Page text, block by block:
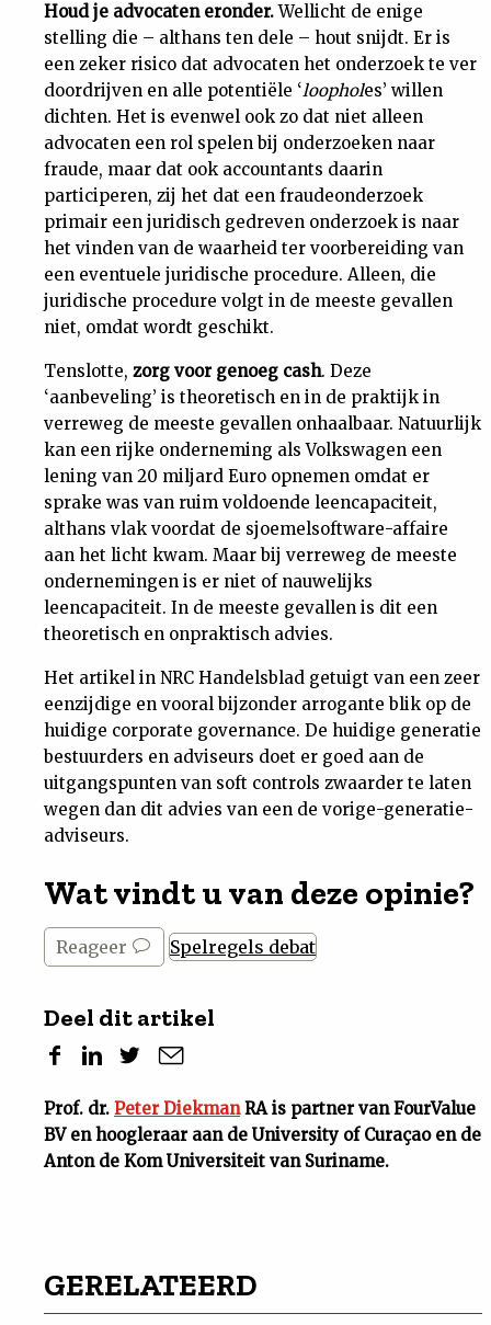
Houd je advocaten eronder.Wellicht de enige
stelling die – althans ten dele – hout snijdt. Er is
een zeker risico dat advocaten het onderzoek te ver
doordrijven en alle potentiële ‘loopholes’ willen
dichten. Het is evenwel ook zo dat niet alleen
advocaten een rol spelen bij onderzoeken naar
fraude, maar dat ook accountants daarin
participeren, zij het dat een fraudeonderzoek
primair een juridisch gedreven onderzoek is naar
het vinden van de waarheid ter voorbereiding van
een eventuele juridische procedure. Alleen, die
juridische procedure volgt in de meeste gevallen
niet, omdat wordt geschikt.
Tenslotte, zorg voor genoeg cash. Deze
‘aanbeveling’ is theoretisch en in de praktijk in
verreweg de meeste gevallen onhaalbaar. Natuurlijk
kan een rijke onderneming als Volkswagen een
lening van 20 miljard Euro opnemen omdat er
sprake was van ruim voldoende leencapaciteit,
althans vlak voordat de sjoemelsoftware-affaire
aan het licht kwam. Maar bij verreweg de meeste
ondernemingen is er niet of nauwelijks
leencapaciteit. In de meeste gevallen is dit een
theoretisch en onpraktisch advies.
Het artikel in NRC Handelsblad getuigt van een zeer
eenzijdige en vooral bijzonder arrogante blik op de
huidige corporate governance. De huidige generatie
bestuurders en adviseurs doet er goed aan de
uitgangspunten van soft controls zwaarder te laten
wegen dan dit advies van een de vorige-generatie-
adviseurs.
Wat vindt u van deze opinie?
Reageer Spelregels debat
Deel dit artikel
Prof. dr. Peter DiekmanRA is partner van FourValue
BV en hoogleraar aan de University of Curaçao en de
Anton de Kom Universiteit van Suriname.
GERELATEERD